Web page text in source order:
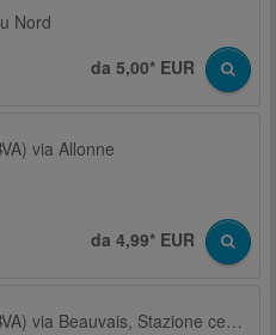
Nord
da 5,00* EUR
via Allonne
da 4,99* EUR
Aeroporto di Beauvais Tillé (BVA) via Beauvais, Stazione centrale